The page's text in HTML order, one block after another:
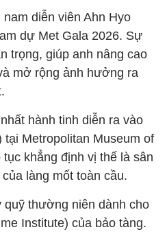
diễn viên Ahn Hyo
dự Met Gala 2026. Sự
trọng, giúp anh nâng cao
mở rộng ảnh hưởng ra
hành tinh diễn ra vào
Metropolitan Museum of
khẳng định vị thế là sân
làng mốt toàn cầu.
quỹ thường niên dành cho
Institute) của bảo tàng.